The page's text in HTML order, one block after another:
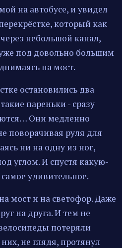
на автобусе, и увидел
который как
небольшой канал,
под довольно большим
на мост.
остановились два
пареньки - сразу
Они медленно
поворачивая руля для
ни на одну из ног,
углом. И спустя какую-
удивительное.
мост и на светофор. Даже
на друга. И тем не
потеряли
не глядя, протянул